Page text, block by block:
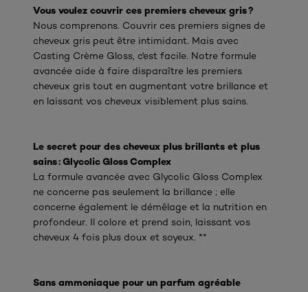
Vous voulez couvrir ces premiers cheveux gris ?
Nous comprenons. Couvrir ces premiers signes de
cheveux gris peut être intimidant. Mais avec
Casting Crème Gloss, c'est facile. Notre formule
avancée aide à faire disparaître les premiers
cheveux gris tout en augmentant votre brillance et
en laissant vos cheveux visiblement plus sains.
Le secret pour des cheveux plus brillants et plus
sains : Glycolic Gloss Complex
La formule avancée avec Glycolic Gloss Complex
ne concerne pas seulement la brillance ; elle
concerne également le démêlage et la nutrition en
profondeur. Il colore et prend soin, laissant vos
cheveux 4 fois plus doux et soyeux. **
Sans ammoniaque pour un parfum agréable